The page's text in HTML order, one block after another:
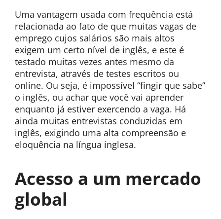
Uma vantagem usada com frequência está
relacionada ao fato de que muitas vagas de
emprego cujos salários são mais altos
exigem um certo nível de inglês, e este é
testado muitas vezes antes mesmo da
entrevista, através de testes escritos ou
online. Ou seja, é impossível “fingir que sabe”
o inglês, ou achar que você vai aprender
enquanto já estiver exercendo a vaga. Há
ainda muitas entrevistas conduzidas em
inglês, exigindo uma alta compreensão e
eloquência na língua inglesa.
Acesso a um mercado
global